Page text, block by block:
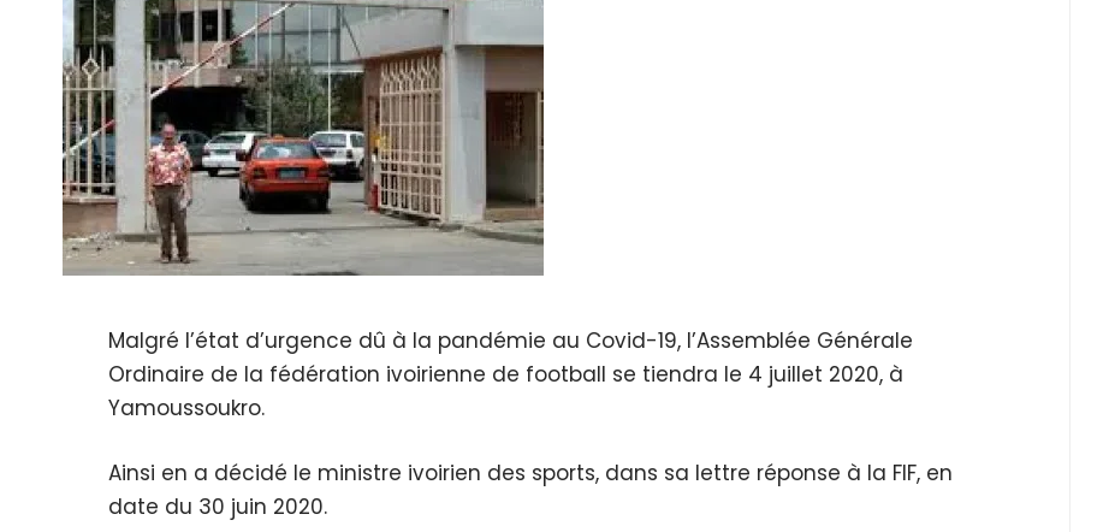
Malgré l’état d’urgence dû à la pandémie au Covid-19, l’Assemblée Générale
Ordinaire de la fédération ivoirienne de football se tiendra le 4 juillet 2020, à
Yamoussoukro.
Ainsi en a décidé le ministre ivoirien des sports, dans sa lettre réponse à la FIF, en
date du 30 juin 2020.